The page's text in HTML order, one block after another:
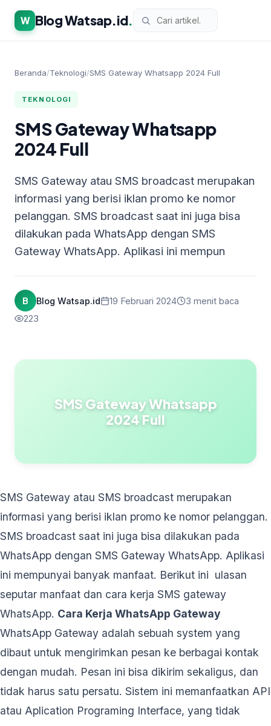
W Blog Watsap.id.
Beranda/Teknologi/SMS Gateway Whatsapp 2024 Full
TEKNOLOGI
SMS Gateway Whatsapp
2024 Full
SMS Gateway atau SMS broadcast merupakan
informasi yang berisi iklan promo ke nomor
pelanggan. SMS broadcast saat ini juga bisa
dilakukan pada WhatsApp dengan SMS
Gateway WhatsApp. Aplikasi ini mempun
B Blog Watsap.id 19 Februari 2024
3 menit baca
223
SMS Gateway Whatsapp
2024 Full
SMS Gateway atau SMS broadcast merupakan
informasi yang berisi iklan promo ke nomor pelanggan.
SMS broadcast saat ini juga bisa dilakukan pada
WhatsApp dengan SMS Gateway WhatsApp. Aplikasi
ini mempunyai banyak manfaat. Berikut ini ulasan
seputar manfaat dan cara kerja SMS gateway
WhatsApp. Cara Kerja WhatsApp Gateway
WhatsApp Gateway adalah sebuah system yang
dibaut untuk mengirimkan pesan ke berbagai kontak
dengan mudah. Pesan ini bisa dikirim sekaligus, dan
tidak harus satu persatu. Sistem ini memanfaatkan API
atau Aplication Programing Interface, yang tidak